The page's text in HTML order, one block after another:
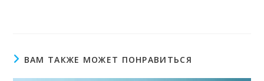
ВАМ ТАКЖЕ МОЖЕТ ПОНРАВИТЬСЯ